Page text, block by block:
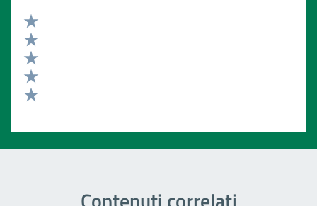
Valuta 5 stelle su 5
Valuta 4 stelle su 5
Valuta 3 stelle su 5
Valuta 2 stelle su 5